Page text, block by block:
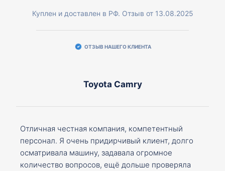
Куплен и доставлен в РФ. Отзыв от 13.08.2025
ОТЗЫВ НАШЕГО КЛИЕНТА
Toyota Camry
Отличная честная компания, компетентный
персонал. Я очень придирчивый клиент, долго
осматривала машину, задавала огромное
количество вопросов, ещё дольше проверяла